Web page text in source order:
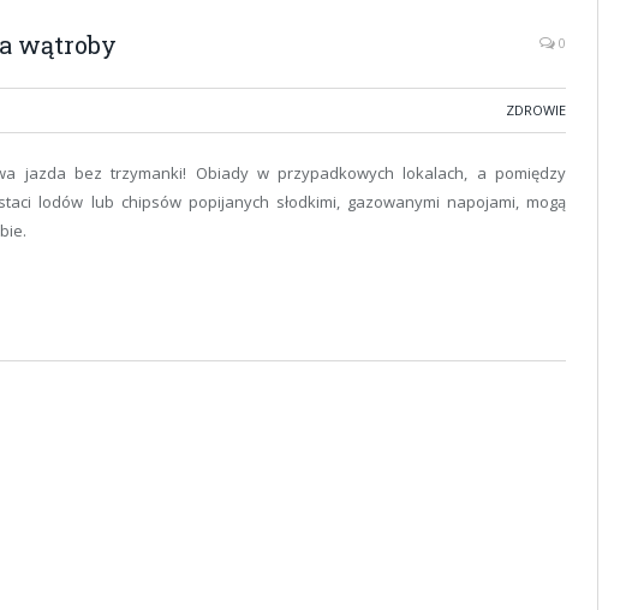
wątroby 0
ZDROWIE
jazda bez trzymanki! Obiady w przypadkowych lokalach, a pomiędzy
lodów lub chipsów popijanych słodkimi, gazowanymi napojami, mogą